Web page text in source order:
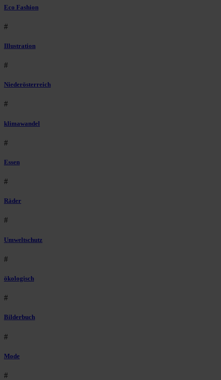
Eco Fashion
#
Illustration
#
Niederösterreich
#
klimawandel
#
Essen
#
Räder
#
Umweltschutz
#
ökologisch
#
Bilderbuch
#
Mode
#